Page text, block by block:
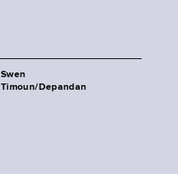
Swen
Timoun/Depandan